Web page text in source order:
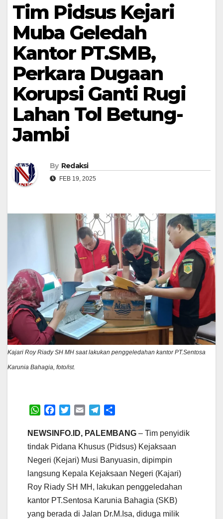
Tim Pidsus Kejari
Muba Geledah
Kantor PT.SMB,
Perkara Dugaan
Korupsi Ganti Rugi
Lahan Tol Betung-
Jambi
By Redaksi
FEB 19, 2025
Kajari Roy Riady SH MH saat lakukan penggeledahan kantor PT.Sentosa
Karunia Bahagia, foto/ist.
W
a
A
p
p
c
e
o
o
k
i
e
r
a
l
r
a
m
a
r
NEWSINFO.ID, PALEMBANG – Tim penyidik
tindak Pidana Khusus (Pidsus) Kejaksaan
Negeri (Kejari) Musi Banyuasin, dipimpin
langsung Kepala Kejaksaan Negeri (Kajari)
Roy Riady SH MH, lakukan penggeledahan
kantor PT.Sentosa Karunia Bahagia (SKB)
yang berada di Jalan Dr.M.Isa, diduga milik